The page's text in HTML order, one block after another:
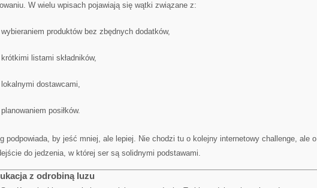
W wielu wpisach pojawiają się wątki związane z:
wybieraniem produktów bez zbędnych dodatków,
krótkimi listami składników,
lokalnymi dostawcami,
planowaniem posiłków.
podpowiada, by jeść mniej, ale lepiej. Nie chodzi tu o kolejny internetowy challenge, ale o
do jedzenia, w której ser są solidnymi podstawami.
z odrobiną luzu